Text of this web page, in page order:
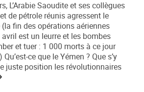
L’Arabie Saoudite et ses collègues
de pétrole réunis agressent le
fin des opérations aériennes
est un leurre et les bombes
et tuer : 1 000 morts à ce jour
ce que le Yémen ? Que s’y
juste position les révolutionnaires